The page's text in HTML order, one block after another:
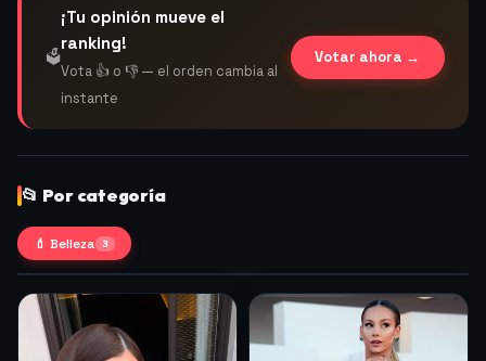
🗳️
¡Tu opinión mueve el
ranking!
Vota 👍 o 👎 — el orden cambia al
instante
Votar ahora →
📂 Por categoría
💄 Belleza 3